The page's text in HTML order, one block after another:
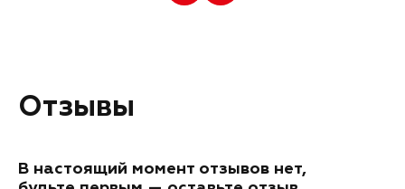
Отзывы
В настоящий момент отзывов нет,